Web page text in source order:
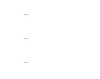
--
--
--